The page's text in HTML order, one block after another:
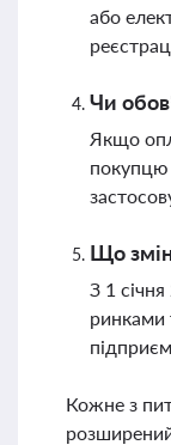
або
Чи
Якщо
Що
З 1
ринками
Кожне з